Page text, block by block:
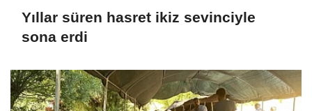
Yıllar süren hasret ikiz sevinciyle
sona erdi